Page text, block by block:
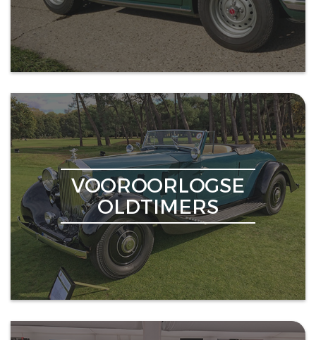
VOOROORLOGSE
OLDTIMERS